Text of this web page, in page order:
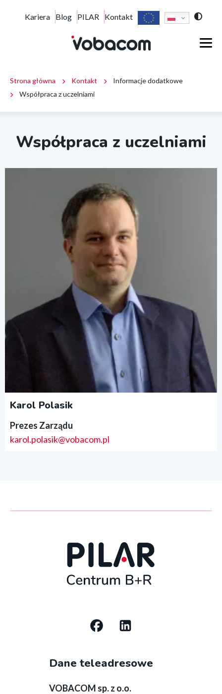
Współpraca
uczelniami
VOBACOM
Inteligentne
rozwiązania
dla
firm
i
Przejdź
Przejdź
Przejdź
Top
Kariera Blog PILAR Kontakt
block
Ścieżka
nawigacyjna
Strona główna Kontakt
Informacje dodatkowe
Współpraca z uczelniami
Współpraca z uczelniami
Karol Polasik
Prezes Zarządu
karol.polasik@vobacom.pl
Social
bottom
Dane teleadresowe
VOBACOM sp. z o.o.